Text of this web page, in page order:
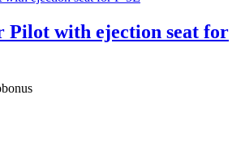
Pilot with ejection seat for